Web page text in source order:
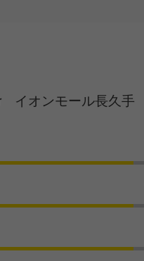
イオンモール長久手